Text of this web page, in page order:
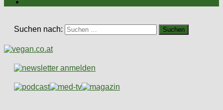
Suchen nach: